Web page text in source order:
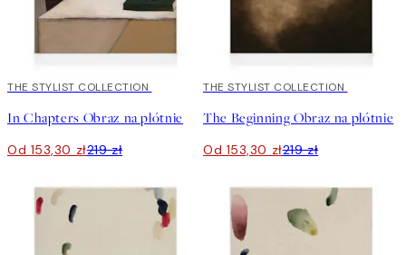
30%*
THE STYLIST COLLECTION
In Chapters Obraz na płótnie
Od 153,30 zł219 zł
30%*
THE STYLIST COLLECTION
The Beginning Obraz na płótnie
Od 153,30 zł219 zł